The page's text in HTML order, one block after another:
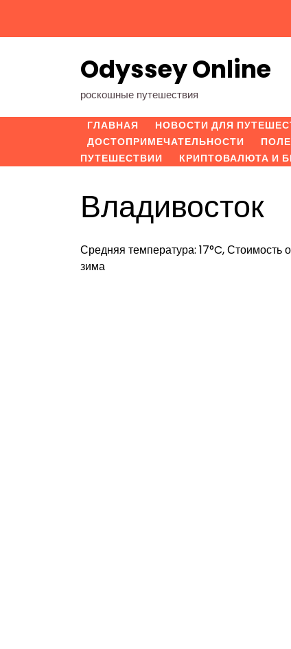
содержимому
Odyssey Online
роскошные путешествия
ГЛАВНАЯ
НОВОСТИ ДЛЯ
ДОСТОПРИМЕЧАТЕЛЬНОСТИ
ПУТЕШЕСТВИИ
КРИПТОВАЛЮТА И
Владивосток
Средняя температура: 17°C, Стоимость
зима